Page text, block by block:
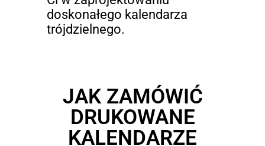
doskonałego kalendarza
trójdzielnego.
JAK ZAMÓWIĆ
DRUKOWANE
KALENDARZE